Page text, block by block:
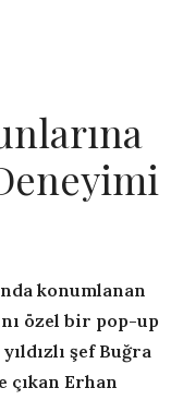
konumlanan
özel bir pop-up
şef Buğra
çıkan Erhan